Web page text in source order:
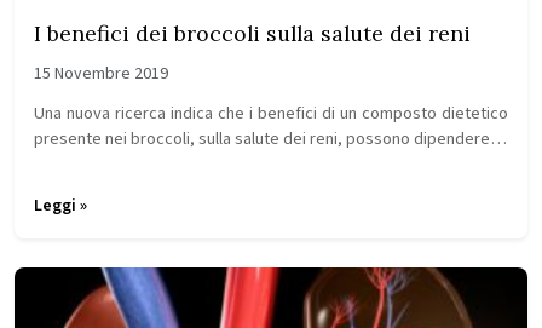
I benefici dei broccoli sulla salute dei reni
15 Novembre 2019
Una nuova ricerca indica che i benefici di un composto dietetico
presente nei broccoli, sulla salute dei reni, possono dipendere…
Leggi »